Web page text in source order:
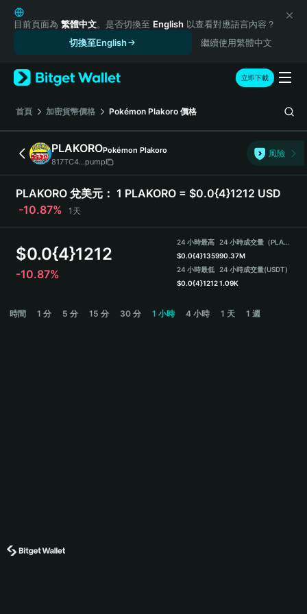
English
日本語
Русский
Español (Latinoamérica)
Türkçe
Italiano
Deutsch
简体中文
繁體中文
Português (Portugal)
Bahasa Indonesia
Español
目前頁面為 繁體中文。是否切換至 English 以查看對應語言內容？
切換至English
繼續使用繁體中文
立即下載
首頁 加密貨幣價格 Pokémon Plakoro 價格
PLAKOROPokémon Plakoro
817TC4...pump
風險
PLAKORO 兌美元： 1 PLAKORO = $0.0{4}1212 USD
-10.87%
1天
$0.0{4}1212
-10.87%
24 小時最高
$0.0{4}1359
24 小時最低
$0.0{4}1212
24 小時成交量（PLAKORO）
90.37M
24 小時成交量(USDT)
1.09K
時間 1 分 5 分 15 分 30 分 1 小時 4 小時 1 天 1 週